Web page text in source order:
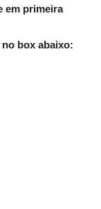
em primeira
box abaixo: